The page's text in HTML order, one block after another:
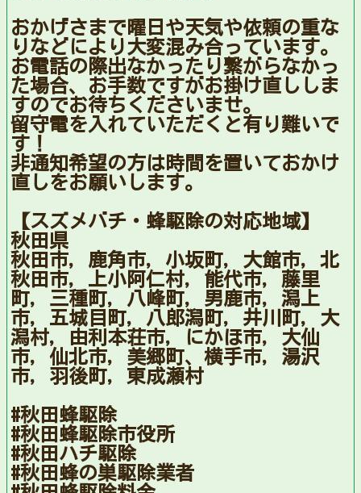
おかげさまで曜日や天気や依頼の重な
りなどにより大変混み合っています。
お電話の際出なかったり繋がらなかっ
た場合、お手数ですがお掛け直ししま
すのでお待ちくださいませ。
留守電を入れていただくと有り難いで
す！
非通知希望の方は時間を置いておかけ
直しをお願いします。
【スズメバチ・蜂駆除の対応地域】
秋田県
秋田市，鹿角市，小坂町，大館市，北
秋田市，上小阿仁村，能代市，藤里
町，三種町，八峰町，男鹿市，潟上
市，五城目町，八郎潟町，井川町，大
潟村，由利本荘市，にかほ市，大仙
市，仙北市，美郷町、横手市，湯沢
市，羽後町，東成瀬村
#秋田蜂駆除
#秋田蜂駆除市役所
#秋田ハチ駆除
#秋田蜂の巣駆除業者